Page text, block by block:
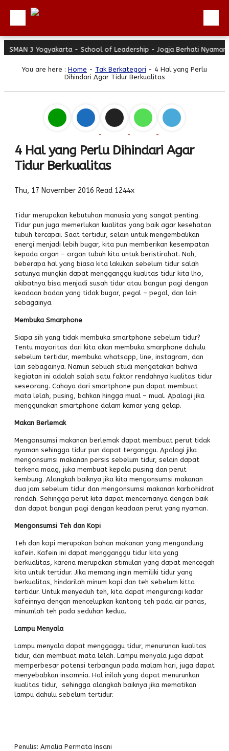
Beranda
Profil
Direktori
Keunggulan
Galeri
Download
Link Referensi
PPDB
Alumni
3 Yogyakarta - School of Leadership - Jogja Berhati Nyaman
You are here : Home - Tak Berkategori - 4 Hal yang Perlu
Dihindari Agar Tidur Berkualitas
4 Hal yang Perlu Dihindari Agar
Tidur Berkualitas
Thu, 17 November 2016 Read 1244x
Tidur merupakan kebutuhan manusia yang sangat penting.
Tidur pun juga memerlukan kualitas yang baik agar kesehatan
tubuh tercapai. Saat tertidur, selain untuk mengembalikan
energi menjadi lebih bugar, kita pun memberikan kesempatan
kepada organ – organ tubuh kita untuk beristirahat. Nah,
beberapa hal yang biasa kita lakukan sebelum tidur salah
satunya mungkin dapat mengganggu kualitas tidur kita lho,
akibatnya bisa menjadi susah tidur atau bangun pagi dengan
keadaan badan yang tidak bugar, pegal – pegal, dan lain
sebagainya.
Membuka Smarphone
Siapa sih yang tidak membuka smartphone sebelum tidur?
Tentu mayoritas dari kita akan membuka smarphone dahulu
sebelum tertidur, membuka whatsapp, line, instagram, dan
lain sebagainya. Namun sebuah studi mengatakan bahwa
kegiatan ini adalah salah satu faktor rendahnya kualitas tidur
seseorang. Cahaya dari smartphone pun dapat membuat
mata lelah, pusing, bahkan hingga mual – mual. Apalagi jika
menggunakan smartphone dalam kamar yang gelap.
Makan Berlemak
Mengonsumsi makanan berlemak dapat membuat perut tidak
nyaman sehingga tidur pun dapat terganggu. Apalagi jika
mengonsumsi makanan persis sebelum tidur, selain dapat
terkena maag, juka membuat kepala pusing dan perut
kembung. Alangkah baiknya jika kita mengonsumsi makanan
dua jam sebelum tidur dan mengonsumsi makanan karbohidrat
rendah. Sehingga perut kita dapat mencernanya dengan baik
dan dapat bangun pagi dengan keadaan perut yang nyaman.
Mengonsumsi Teh dan Kopi
Teh dan kopi merupakan bahan makanan yang mengandung
kafein. Kafein ini dapat mengganggu tidur kita yang
berkualitas, karena merupakan stimulan yang dapat mencegah
kita untuk tertidur. Jika memang ingin memiliki tidur yang
berkualitas, hindarilah minum kopi dan teh sebelum kitta
tertidur. Untuk menyeduh teh, kita dapat mengurangi kadar
kafeinnya dengan mencelupkan kantong teh pada air panas,
minumlah teh pada seduhan kedua.
Lampu Menyala
Lampu menyala dapat menggaggu tidur, menurunan kualitas
tidur, dan membuat mata lelah. Lampu menyala juga dapat
memperbesar potensi terbangun pada malam hari, juga dapat
menyebabkan insomnia. Hal inilah yang dapat menurunkan
kualitas tidur, sehingga alangkah baiknya jika mematikan
lampu dahulu sebelum tertidur.
Penulis: Amalia Permata Insani